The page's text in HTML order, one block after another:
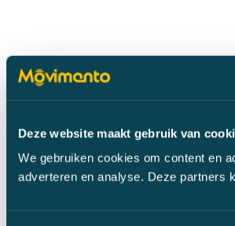
Deze website maakt gebruik van
We gebruiken cookies om content en
adverteren en analyse. Deze partners